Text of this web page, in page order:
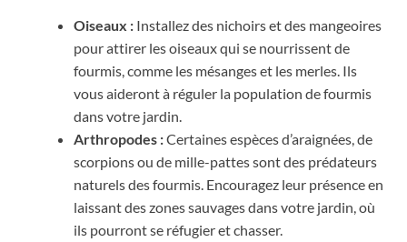
Oiseaux : Installez des nichoirs et des mangeoires
pour attirer les oiseaux qui se nourrissent de
fourmis, comme les mésanges et les merles. Ils
vous aideront à réguler la population de fourmis
dans votre jardin.
Arthropodes :Certaines espèces d’araignées, de
scorpions ou de mille-pattes sont des prédateurs
naturels des fourmis. Encouragez leur présence en
laissant des zones sauvages dans votre jardin, où
ils pourront se réfugier et chasser.